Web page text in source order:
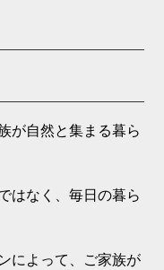
が自然と集まる暮ら
はなく、毎日の暮ら
によって、ご家族が